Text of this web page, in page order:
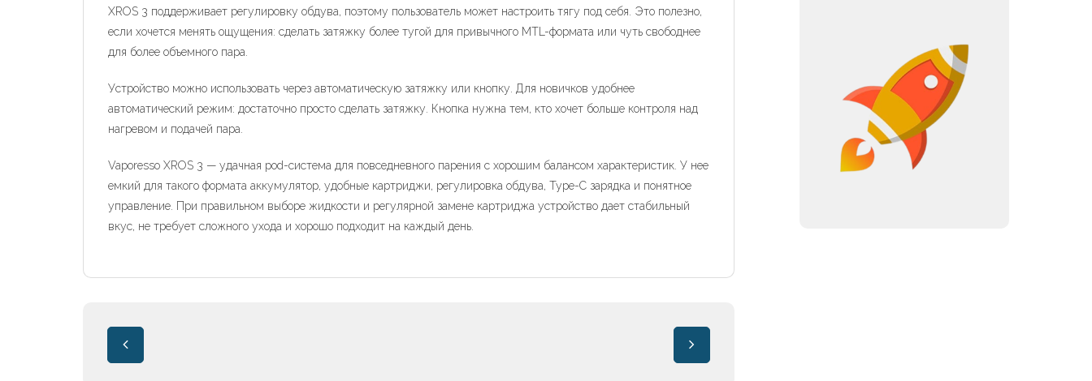
XROS 3 поддерживает регулировку обдува, поэтому пользователь может настроить тягу под себя. Это полезно,
если хочется менять ощущения: сделать затяжку более тугой для привычного MTL-формата или чуть свободнее
для более объемного пара.
Устройство можно использовать через автоматическую затяжку или кнопку. Для новичков удобнее
автоматический режим: достаточно просто сделать затяжку. Кнопка нужна тем, кто хочет больше контроля над
нагревом и подачей пара.
Vaporesso XROS 3 — удачная pod-система для повседневного парения с хорошим балансом характеристик. У нее
емкий для такого формата аккумулятор, удобные картриджи, регулировка обдува, Type-C зарядка и понятное
управление. При правильном выборе жидкости и регулярной замене картриджа устройство дает стабильный
вкус, не требует сложного ухода и хорошо подходит на каждый день.